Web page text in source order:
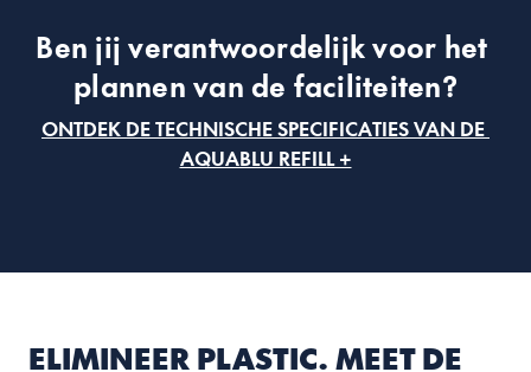
Ben jij verantwoordelijk voor het
plannen van de faciliteiten?
ONTDEK DE TECHNISCHE SPECIFICATIES VAN DE
AQUABLU REFILL +
ELIMINEER PLASTIC. MEET DE